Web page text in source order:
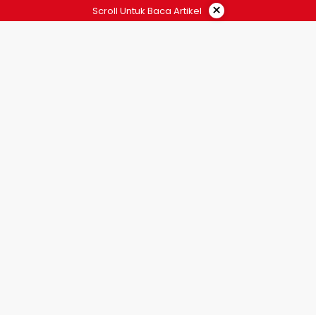
Scroll Untuk Baca Artikel ×